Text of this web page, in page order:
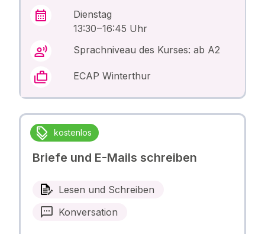
Dienstag
13:30 – 16:45 Uhr
Sprachniveau des Kurses: ab A2
ECAP Winterthur
kostenlos
Briefe und E-Mails schreiben
Lesen und Schreiben
Konversation